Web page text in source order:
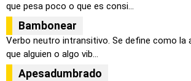
que pesa poco o que es consi...
Bambonear
Verbo neutro intransitivo. Se define como la
que alguien o algo vib...
Apesadumbrado